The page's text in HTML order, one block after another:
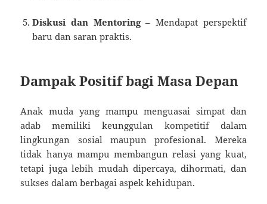
Diskusi dan Mentoring– Mendapat perspektif
baru dan saran praktis.
Dampak Positif bagi Masa Depan
Anak muda yang mampu menguasai simpat dan
adab memiliki keunggulan kompetitif dalam
lingkungan sosial maupun profesional. Mereka
tidak hanya mampu membangun relasi yang kuat,
tetapi juga lebih mudah dipercaya, dihormati, dan
sukses dalam berbagai aspek kehidupan.